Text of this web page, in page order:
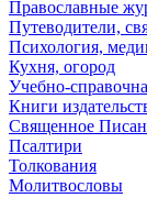
Православные
Путеводители,
Психология,
Кухня, огород
Учебно-
Книги
Священное
Псалтири
Толкования
Молитвословы